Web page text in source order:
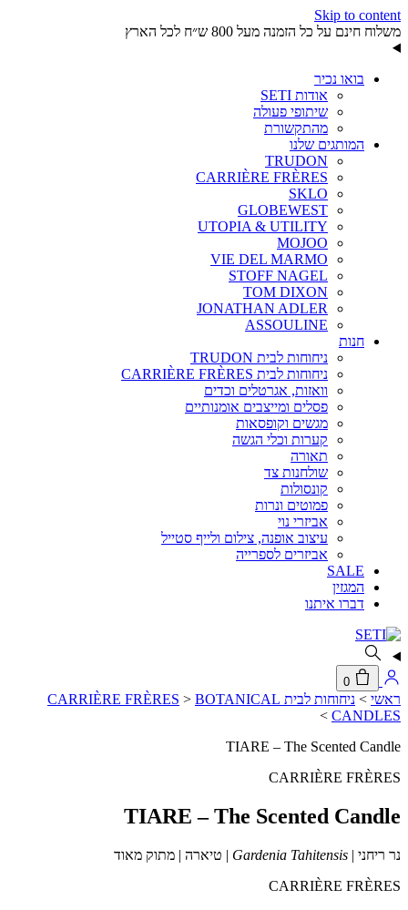
Skip to content
משלוח חינם על כל הזמנה מעל 800 ש״ח לכל הארץ
בואו נכיר
אודות SETI
שיתופי פעולה
מהתקשורת
המותגים שלנו
TRUDON
CARRIÈRE FRÈRES
SKLO
GLOBEWEST
UTOPIA & UTILITY
MOJOO
VIE DEL MARMO
STOFF NAGEL
TOM DIXON
JONATHAN ADLER
ASSOULINE
חנות
ניחוחות לבית TRUDON
ניחוחות לבית CARRIÈRE FRÈRES
וואזות, אגרטלים וכדים
פסלים ומייצבים אומנותיים
מגשים וקופסאות
קערות וכלי הגשה
תאורה
שולחנות צד
קונסולות
פמוטים ונרות
אביזרי נוי
עיצוב אופנה, צילום ולייף סטייל
אביזרים לספרייה
SALE
המגזין
דברו איתנו
0
ראשי > ניחוחות לבית CARRIÈRE FRÈRES > BOTANICAL
CANDLES
>
TIARE – The Scented Candle
CARRIÈRE FRÈRES
TIARE – The Scented Candle
נר ריחני | Gardenia Tahitensis | טיארה | מתוק מאוד
CARRIÈRE FRÈRES